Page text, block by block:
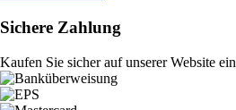
Sichere Zahlung
Kaufen Sie sicher auf unserer Website ein